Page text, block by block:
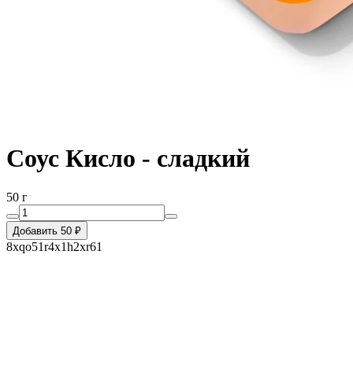
Соус Кисло - сладкий
50 г
Добавить 50 ₽
8xqo51r4x1h2xr61